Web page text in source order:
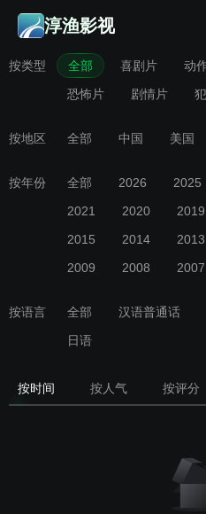
淳渔影视
按类型 全部 喜剧片 动
恐怖片
剧情片
按地区 全部 中国 美国
按年份 全部 2026 2025
2021
2020 2019
2015
2014 2013
2009
2008 2007
按语言 全部 汉语普通话
日语
按时间 按人气 按评分